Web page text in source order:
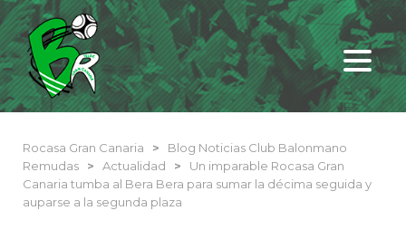
Rocasa Gran Canaria >
Blog Noticias Club Balonmano
Remudas
> Actualidad >
Un imparable Rocasa Gran
Canaria tumba al Bera Bera para sumar la décima seguida y
auparse a la segunda plaza